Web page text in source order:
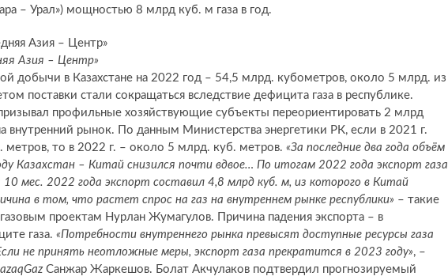
– Урал») мощностью 8 млрд куб. м газа в год.
Азия – Центр»
добычи в Казахстане на 2022 год – 54,5 млрд. кубометров, около 5 млрд. из
поставки стали сокращаться вследствие дефицита газа в республике.
профильные хозяйствующие субъекты переориентировать 2 млрд
внутренний рынок. По данным Министерства энергетики РК, если в 2021 г.
метров, то в 2022 г. – около 5 млрд. куб. метров. «За последние два года объём
Казахстан – Китай снизился почти вдвое… По итогам 2022 года экспорт газа
мес. 2022 года экспорт составил 4,8 млрд куб. м, из которого в Китай
в том, что растет спрос на газ на внутреннем рынке республики» – такие
проектам Нурлан Жумагулов. Причина падения экспорта – в
газа. «Потребности внутреннего рынка превысят доступные ресурсы газа
не принять неотложные меры, экспорт газа прекратится в 2023 году», –
Санжар Жаркешов. Болат Акчулаков подтвердил прогнозируемый